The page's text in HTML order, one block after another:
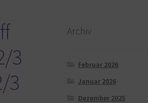
3
3
Archiv
Februar 2026
Januar 2026
Dezember 2025